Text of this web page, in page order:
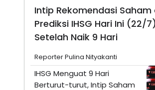
Intip Rekomendasi Saham
Prediksi IHSG Hari Ini (22/7)
Setelah Naik 9 Hari
Reporter Pulina Nityakanti
IHSG Menguat 9 Hari
Berturut-turut, Intip Saham